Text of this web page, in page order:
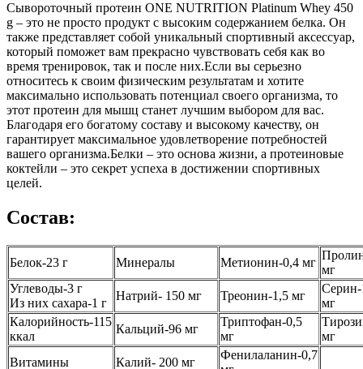
Сывороточный протеин ONE NUTRITION Platinum Whey 450
g – это не просто продукт с высоким содержанием белка. Он
также представляет собой уникальный спортивный аксессуар,
который поможет вам прекрасно чувствовать себя как во
время тренировок, так и после них.Если вы серьезно
относитесь к своим физическим результатам и хотите
максимально использовать потенциал своего организма, то
этот протеин для мышц станет лучшим выбором для вас.
Благодаря его богатому составу и высокому качеству, он
гарантирует максимальное удовлетворение потребностей
вашего организма.Белки – это основа жизни, а протеиновые
коктейли – это секрет успеха в достижении спортивных
целей.
Состав:
Белок-23 г Минералы Метионин-0,4 мг
мг
Углеводы-3 г
Из них сахара-1 г
Натрий- 150 мг Треонин-1,5 мг
Серин-
мг
Калорийность-115
ккал
Кальций-96 мг
Триптофан-0,5
мг
мг
Витамины
Калий- 200 мг
Фенилаланин-0,7